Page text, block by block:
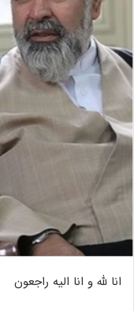
انا لله و انا الیه راجعون